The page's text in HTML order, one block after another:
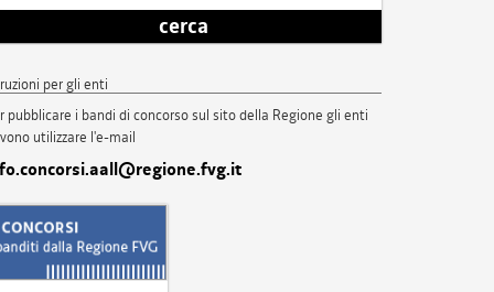
cerca
per gli enti
pubblicare i bandi di concorso sul sito della Regione gli enti
utilizzare l'e-mail